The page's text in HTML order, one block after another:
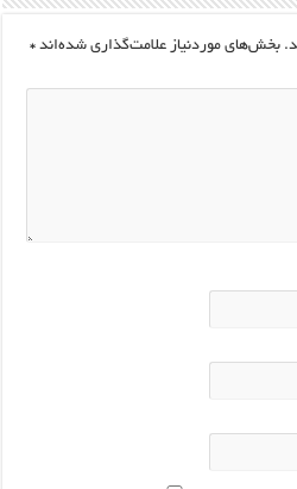
بخش‌های موردنیاز علامت‌گذاری شده‌اند *